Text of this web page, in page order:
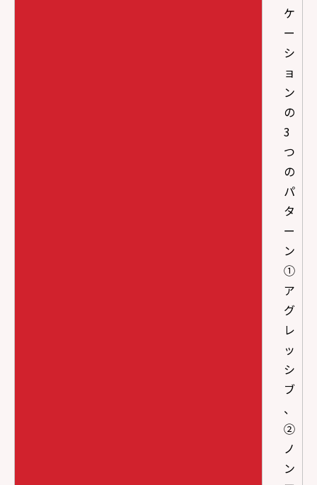
ケ
ー
シ
ョ
ン
の
3
つ
の
パ
タ
ー
ン
①
ア
グ
レ
ッ
シ
ブ
、
②
ノ
ン